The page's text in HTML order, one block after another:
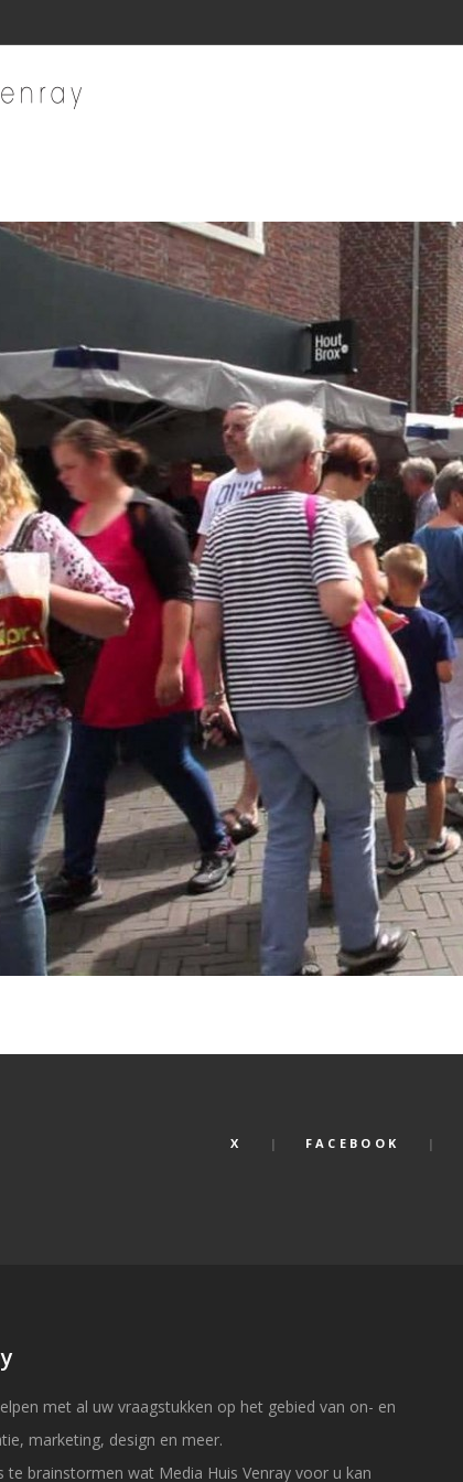
X FACEBOOK
met al uw vraagstukken op het gebied van on- en
marketing, design en meer.
brainstormen wat Media Huis Venray voor u kan